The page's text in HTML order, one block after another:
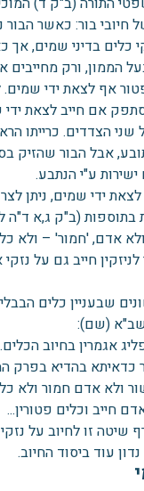
חיובי בור: כאשר
כלים בדיני שמים, אך
הממון, ורק מחייבים
אף לצאת ידי
אם חייב לצאת
שני הצדדים. כרייתו
אבל הבור שהזיק
ע"י הנתבע.
לצאת ידי שמים, ניתן
בתוספות (ב"ק ג,א
אדם, 'חמור' – ולא
חייב גם על
שבעניין כלים
(שם):
אגמרין בחיוב
כדאיתא בהדיא בפרק
ולא אדם חמור ולא
חייב וכלים פטורין...
שיטה זו לחיוב על
עוד ביסוד החיוב.